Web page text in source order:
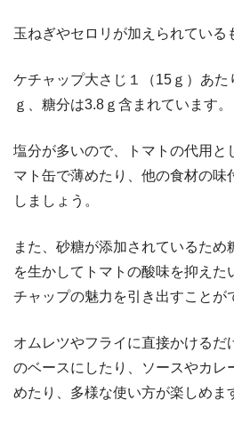
玉ねぎやセロリが加えられている
ケチャップ大さじ１（15ｇ）あ
ｇ、糖分は3.8ｇ含まれています。
塩分が多いので、トマトの代用と
マト缶で薄めたり、他の食材の味
しましょう。
また、砂糖が添加されているため
を生かしてトマトの酸味を抑えた
チャップの魅力を引き出すことが
オムレツやフライに直接かけるだ
のベースにしたり、ソースやカレ
めたり、多様な使い方が楽しめま